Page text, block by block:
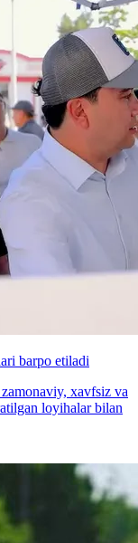
barpo etiladi
xavfsiz va
loyihalar bilan